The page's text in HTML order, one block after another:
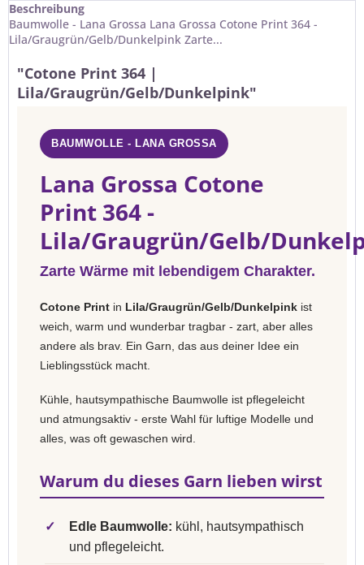
Beschreibung
Baumwolle - Lana Grossa Lana Grossa Cotone Print 364 -
Lila/Graugrün/Gelb/Dunkelpink Zarte...
"Cotone Print 364 |
Lila/Graugrün/Gelb/Dunkelpink"
BAUMWOLLE - LANA GROSSA
Lana Grossa Cotone
Print 364 -
Lila/Graugrün/Gelb/
Zarte Wärme mit lebendigem Charakter.
Cotone Print in Lila/Graugrün/Gelb/Dunkelpink ist
weich, warm und wunderbar tragbar - zart, aber alles
andere als brav. Ein Garn, das aus deiner Idee ein
Lieblingsstück macht.
Kühle, hautsympathische Baumwolle ist pflegeleicht
und atmungsaktiv - erste Wahl für luftige Modelle und
alles, was oft gewaschen wird.
Warum du dieses Garn lieben wirst
✓ Edle Baumwolle: kühl, hautsympathisch
und pflegeleicht.